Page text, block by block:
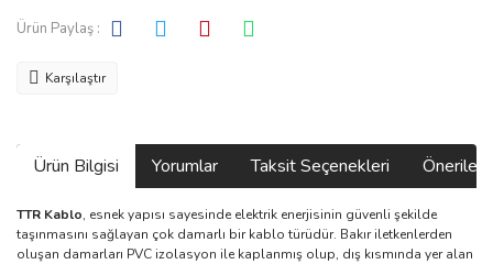
Ürün Paylaş :
Karşılaştır
Ürün Bilgisi Yorumlar Taksit Seçenekleri
TTR Kablo, esnek yapısı sayesinde elektrik enerjisinin güvenli şekilde
taşınmasını sağlayan çok damarlı bir kablo türüdür. Bakır iletkenlerden
oluşan damarları PVC izolasyon ile kaplanmış olup, dış kısmında yer alan